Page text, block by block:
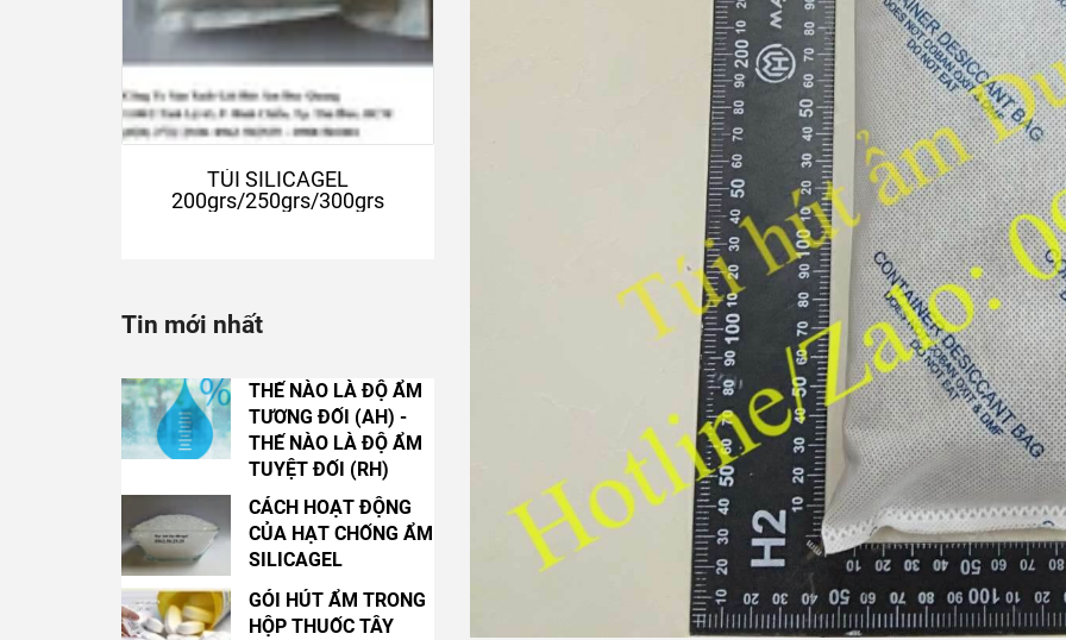
TÚI SILICAGEL
200grs/250grs/300grs
Hạt hút ẩm silicagel Xanh
TÚI HÚT ẨM SILICA
GR- NHỎ
Tin mới nhất
THẾ NÀO LÀ ĐỘ ẨM
TƯƠNG ĐỐI (AH) -
THẾ NÀO LÀ ĐỘ ẨM
TUYỆT ĐỐI (RH)
CÁCH HOẠT ĐỘNG
CỦA HẠT CHỐNG ẨM
SILICAGEL
GÓI HÚT ẨM TRONG
HỘP THUỐC TÂY